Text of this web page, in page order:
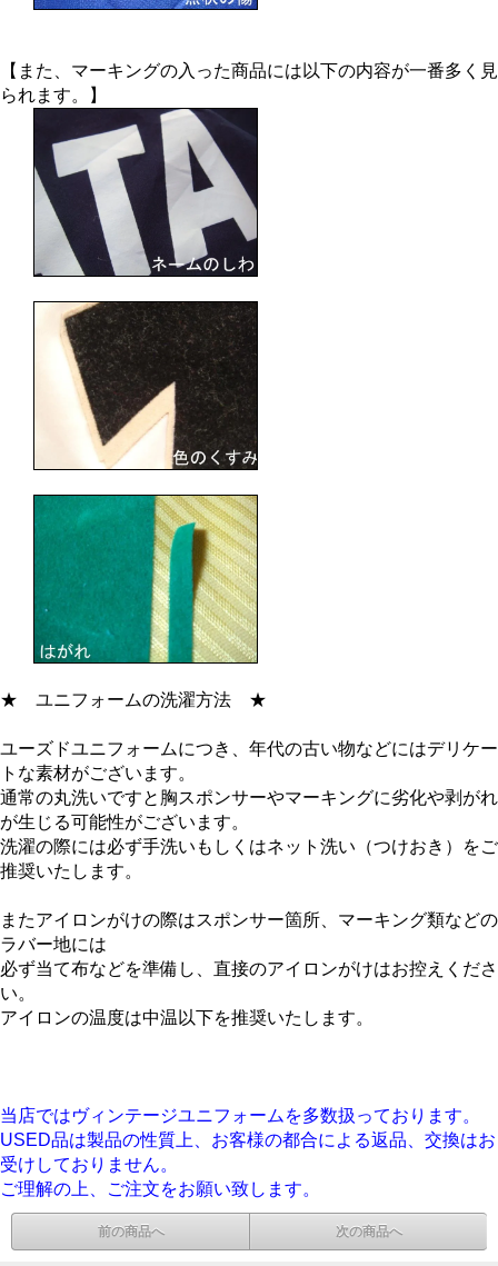
【また、マーキングの入った商品には以下の内容が一番多く見
られます。】
★ ユニフォームの洗濯方法 ★
ユーズドユニフォームにつき、年代の古い物などにはデリケー
トな素材がございます。
通常の丸洗いですと胸スポンサーやマーキングに劣化や剥がれ
が生じる可能性がございます。
洗濯の際には必ず手洗いもしくはネット洗い（つけおき）をご
推奨いたします。
またアイロンがけの際はスポンサー箇所、マーキング類などの
ラバー地には
必ず当て布などを準備し、直接のアイロンがけはお控えくださ
い。
アイロンの温度は中温以下を推奨いたします。
当店ではヴィンテージユニフォームを多数扱っております。
USED品は製品の性質上、お客様の都合による返品、交換はお
受けしておりません。
ご理解の上、ご注文をお願い致します。
前の商品へ 次の商品へ